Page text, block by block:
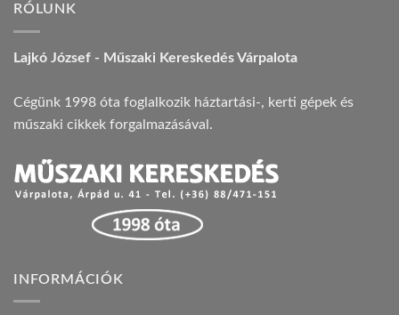
RÓLUNK
Lajkó József - Műszaki Kereskedés Várpalota
Cégünk 1998 óta foglalkozik háztartási-, kerti gépek és
műszaki cikkek forgalmazásával.
INFORMÁCIÓK